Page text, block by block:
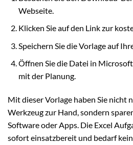
Webseite.
Klicken Sie auf den Link zur
Speichern Sie die Vorlage auf
Öffnen Sie die Datei in
mit der Planung.
Mit dieser Vorlage haben Sie nicht
Werkzeug zur Hand, sondern
Software oder Apps. Die Excel
sofort einsatzbereit und bedarf